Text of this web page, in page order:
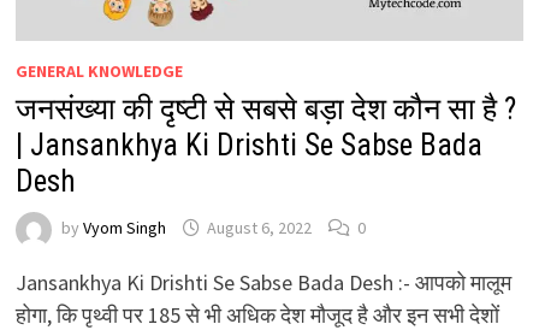
GENERAL KNOWLEDGE
जनसंख्या की दृष्टी से सबसे बड़ा देश कौन सा है ?
| Jansankhya Ki Drishti Se Sabse Bada
Desh
by Vyom Singh August 6, 2022 0
Jansankhya Ki Drishti Se Sabse Bada Desh :- आपको मालूम
होगा, कि पृथ्वी पर 185 से भी अधिक देश मौजूद है और इन सभी देशों